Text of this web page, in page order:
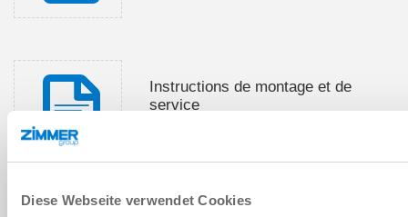
Diese Webseite verwendet Cookies
Instructions de montage et de
service